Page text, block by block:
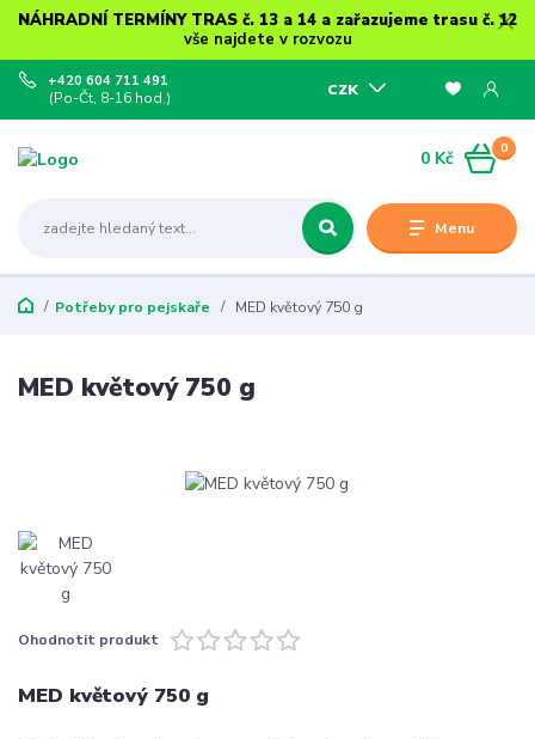
NÁHRADNÍ TERMÍNY TRAS č. 13 a 14 a zařazujeme trasu č. 12
vše najdete v rozvozu
Menu
CZK
+420 604 711 491
(Po-Čt, 8-16 hod.)
0
0 Kč
Potřeby pro pejskaře MED květový 750 g
MED květový 750 g
Ohodnotit produkt
MED květový 750 g